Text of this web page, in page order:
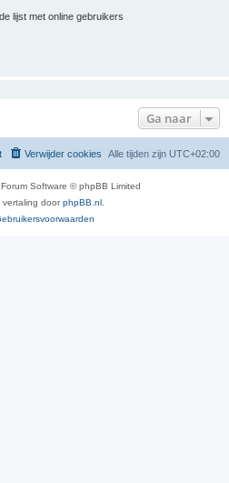
lijst met online gebruikers
Ga naar
Alle tijden zijn UTC+02:00
Verwijder cookies
Software © phpBB Limited
vertaling doorphpBB.nl